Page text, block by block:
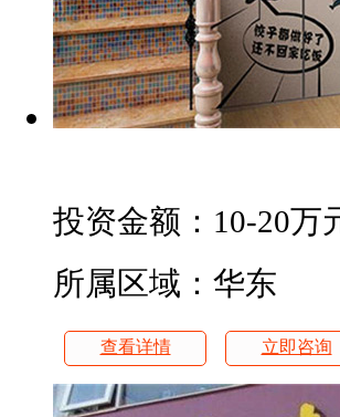
投资金额： 10-20万
所属区域：华东
查看详情 立即咨询